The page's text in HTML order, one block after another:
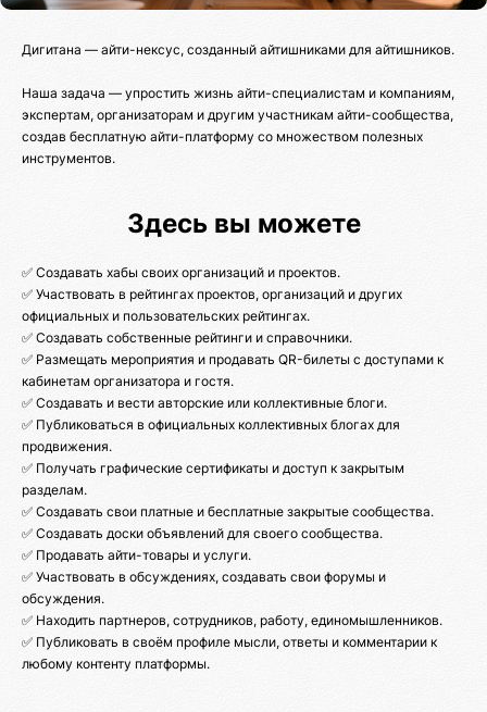
Дигитана — айти-нексус, созданный айтишниками для айтишников.
Наша задача — упростить жизнь айти-специалистам и компаниям,
экспертам, организаторам и другим участникам айти-сообщества,
создав бесплатную айти-платформу со множеством полезных
инструментов.
Здесь вы можете
✅ Создавать хабы своих организаций и проектов.
✅ Участвовать в рейтингах проектов, организаций и других
официальных и пользовательских рейтингах.
✅ Создавать собственные рейтинги и справочники.
✅ Размещать мероприятия и продавать QR-билеты с доступами к
кабинетам организатора и гостя.
✅ Создавать и вести авторские или коллективные блоги.
✅ Публиковаться в официальных коллективных блогах для
продвижения.
✅ Получать графические сертификаты и доступ к закрытым
разделам.
✅ Создавать свои платные и бесплатные закрытые сообщества.
✅ Создавать доски объявлений для своего сообщества.
✅ Продавать айти-товары и услуги.
✅ Участвовать в обсуждениях, создавать свои форумы и
обсуждения.
✅ Находить партнеров, сотрудников, работу, единомышленников.
✅ Публиковать в своём профиле мысли, ответы и комментарии к
любому контенту платформы.